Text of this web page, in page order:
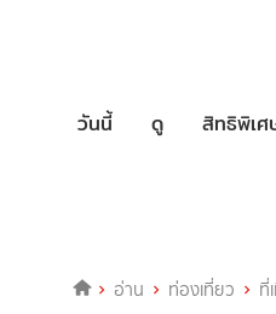
วันนี้ ดู สิทธิพิเศ
อ่าน ท่องเที่ยว ที่